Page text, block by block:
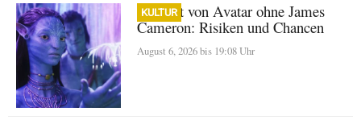
KULTUR
Zukunft von Avatar ohne James
Cameron: Risiken und Chancen
August 6, 2026 bis 19:08 Uhr